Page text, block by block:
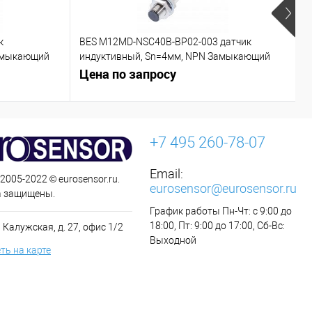
BES M12MD-NSC40B-BP02-003 датчик
индуктивный, Sn=4мм, NPN Замыкающий
контакт (NO)
Цена по запросу
2022 © eurosensor.ru.
защищены.
д. 27, офис 1/2
на карте
+7 495 260-78-07
Email:
eurosensor@eurosensor.ru
График работы Пн-Чт: с 9:00 до
18:00, Пт: 9:00 до 17:00, Сб-Вс:
Выходной